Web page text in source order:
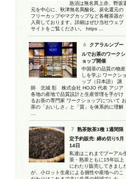
急須は無名異上赤、野坂
元を中心に、秋津無名異酸化、炭化還元の
フリーカップやマグカップなど各種茶器が
入荷しております。詳細はぜひ当社ウェブ
サイトをご覧ください。 https …
クアラルンプー
ルでお茶のワークシ
ョップ開催
中国茶の品質の物差
しを学ぶ ワークショ
ップ（日本語） 講
師 北城 彰 株式会社 HOJO 代表 アジア
各地の産地で品質設計と生産管理を手がけ
るお茶の専門家 ワークショップについて お
茶の「おいしさ」と「質」を体系的に理解
熟茶散茶3種 1週間限
定予約販売: 締め切り5月
14日
私達はこれまでプーアル
茶・熟茶ともに15年以上
にわたり販売してきまし
が、小ロット生産による個性や産地へのこ